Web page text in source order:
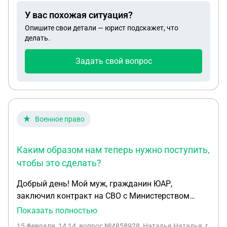
Оформление приписного или печати в паспорт
затруднителен в связи с тем , что отец ребенка
закреплен в другом регионе. Правомерен ли
У вас похожая ситуация?
Опишите свои детали — юрист подскажет, что
делать.
Задать свой вопрос
Военное право
Каким образом нам теперь нужно поступить,
чтобы это сделать?
Добрый день! Мой муж, гражданин ЮАР,
заключил контракт на СВО с Министерством
обороны Российской Федерации. Контракт был
Показать полностью